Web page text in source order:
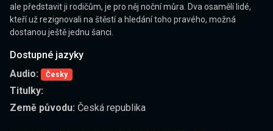
ale představit ji rodičům, je pro něj noční můra. Dva osamělí lidé,
kteří už rezignovali na štěstí a hledání toho pravého, možná
dostanou ještě jednu šanci.
Dostupné jazyky
Audio:
Česky
Titulky:
Země původu: Česká republika